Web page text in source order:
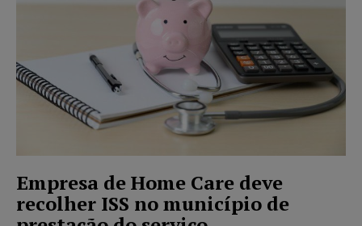
Empresa de Home Care deve
recolher ISS no município de